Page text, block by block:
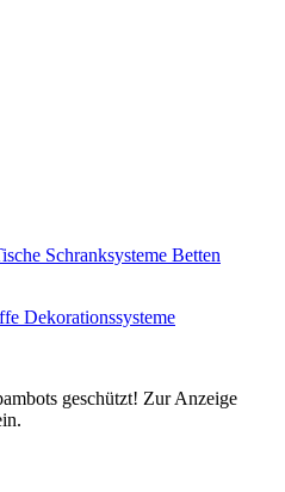
Schranksysteme Betten
Dekorationssysteme
geschützt! Zur Anzeige